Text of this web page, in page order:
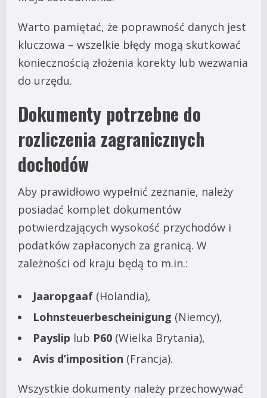
Warto pamiętać, że poprawność danych jest
kluczowa – wszelkie błędy mogą skutkować
koniecznością złożenia korekty lub wezwania
do urzędu.
Dokumenty potrzebne do
rozliczenia zagranicznych
dochodów
Aby prawidłowo wypełnić zeznanie, należy
posiadać komplet dokumentów
potwierdzających wysokość przychodów i
podatków zapłaconych za granicą. W
zależności od kraju będą to m.in.:
Jaaropgaaf (Holandia),
Lohnsteuerbescheinigung (Niemcy),
Payslip lub P60 (Wielka Brytania),
Avis d’imposition (Francja).
Wszystkie dokumenty należy przechowywać